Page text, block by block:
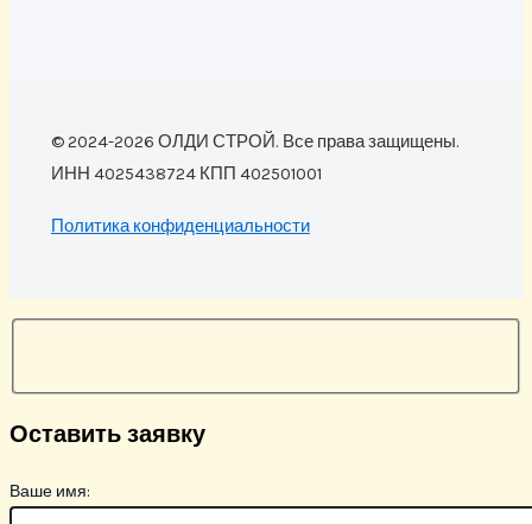
© 2024-2026 ОЛДИ СТРОЙ. Все права защищены.
ИНН 4025438724 КПП 402501001
Политика конфиденциальности
Оставить заявку
Ваше имя: